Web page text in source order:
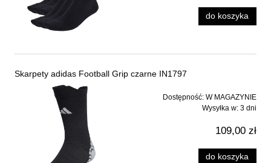
do koszyka
Skarpety adidas Football Grip czarne IN1797
Dostępność: W MAGAZYNIE
Wysyłka w: 3 dni
109,00 zł
do koszyka